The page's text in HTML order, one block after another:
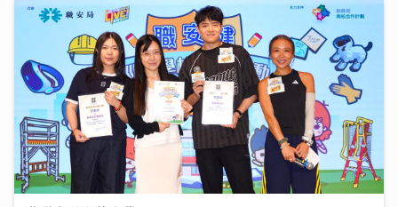
柴灣角天主教小學
31/07/2026